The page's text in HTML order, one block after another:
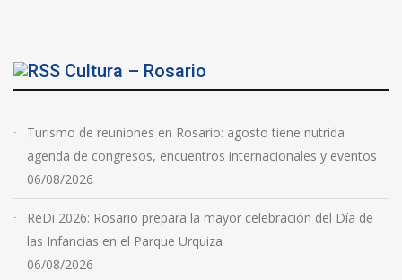
Cultura – Rosario
Turismo de reuniones en Rosario: agosto tiene nutrida
agenda de congresos, encuentros internacionales y eventos
06/08/2026
ReDi 2026: Rosario prepara la mayor celebración del Día de
las Infancias en el Parque Urquiza
06/08/2026